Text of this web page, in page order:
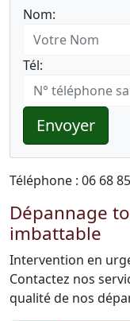
Nom:
Tél:
Envoyer
Téléphone : 06 68
Dépannage
imbattable
Intervention en
Contactez nos
qualité de nos